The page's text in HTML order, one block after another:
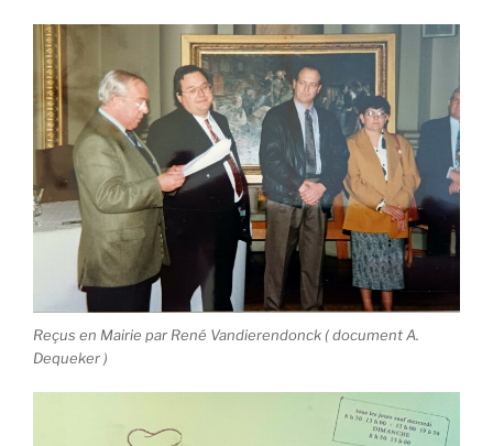
Reçus en Mairie par René Vandierendonck ( document A.
Dequeker )